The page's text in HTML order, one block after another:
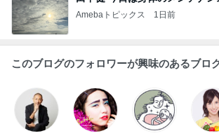
Amebaトピックス 1日前
このブログのフォロワーが興味のあるブロ